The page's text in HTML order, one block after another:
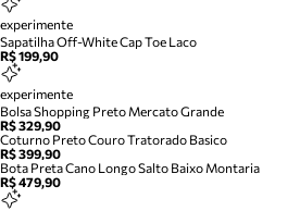
experimente
Sapatilha Off-White Cap Toe Laco
R$ 199,90
experimente
Bolsa Shopping Preto Mercato Grande
R$ 329,90
Coturno Preto Couro Tratorado Basico
R$ 399,90
Bota Preta Cano Longo Salto Baixo Montaria
R$ 479,90